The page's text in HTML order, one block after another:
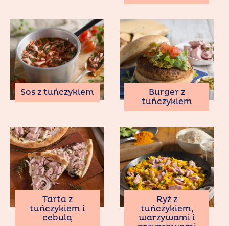
Sos z tuńczykiem
Burger z
tuńczykiem
Tarta z
tuńczykiem i
cebulą
Ryż z
tuńczykiem,
warzywami i